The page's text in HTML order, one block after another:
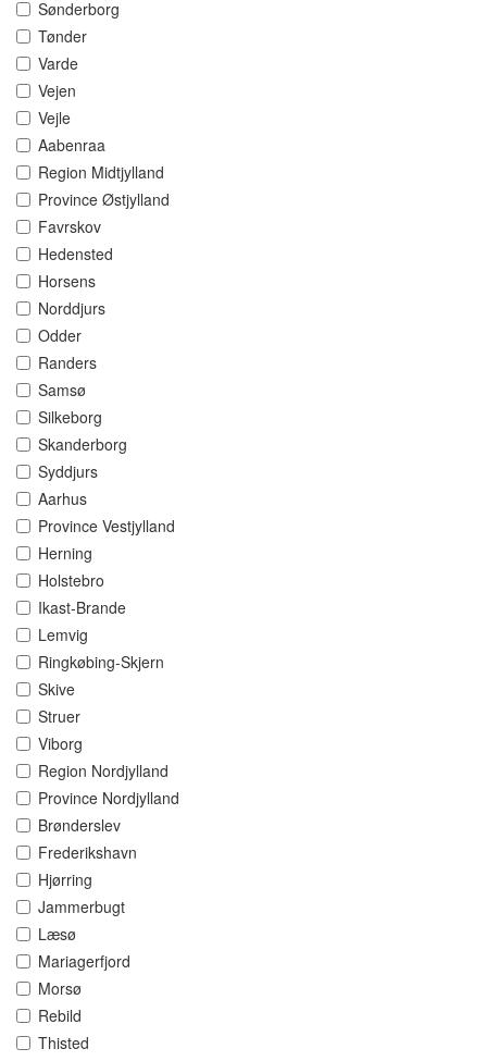
Sønderborg
Tønder
Varde
Vejen
Vejle
Aabenraa
Region Midtjylland
Province Østjylland
Favrskov
Hedensted
Horsens
Norddjurs
Odder
Randers
Samsø
Silkeborg
Skanderborg
Syddjurs
Aarhus
Province Vestjylland
Herning
Holstebro
Ikast-Brande
Lemvig
Ringkøbing-Skjern
Skive
Struer
Viborg
Region Nordjylland
Province Nordjylland
Brønderslev
Frederikshavn
Hjørring
Jammerbugt
Læsø
Mariagerfjord
Morsø
Rebild
Thisted